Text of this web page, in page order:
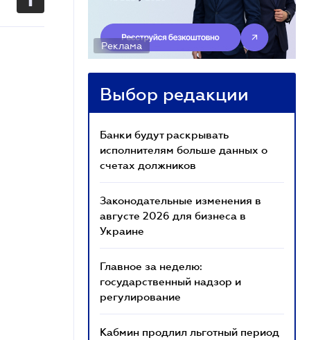
Реклама
Выбор редакции
Банки будут раскрывать
исполнителям больше данных о
счетах должников
Законодательные изменения в
августе 2026 для бизнеса в
Украине
Главное за неделю:
государственный надзор и
регулирование
Кабмин продлил льготный период